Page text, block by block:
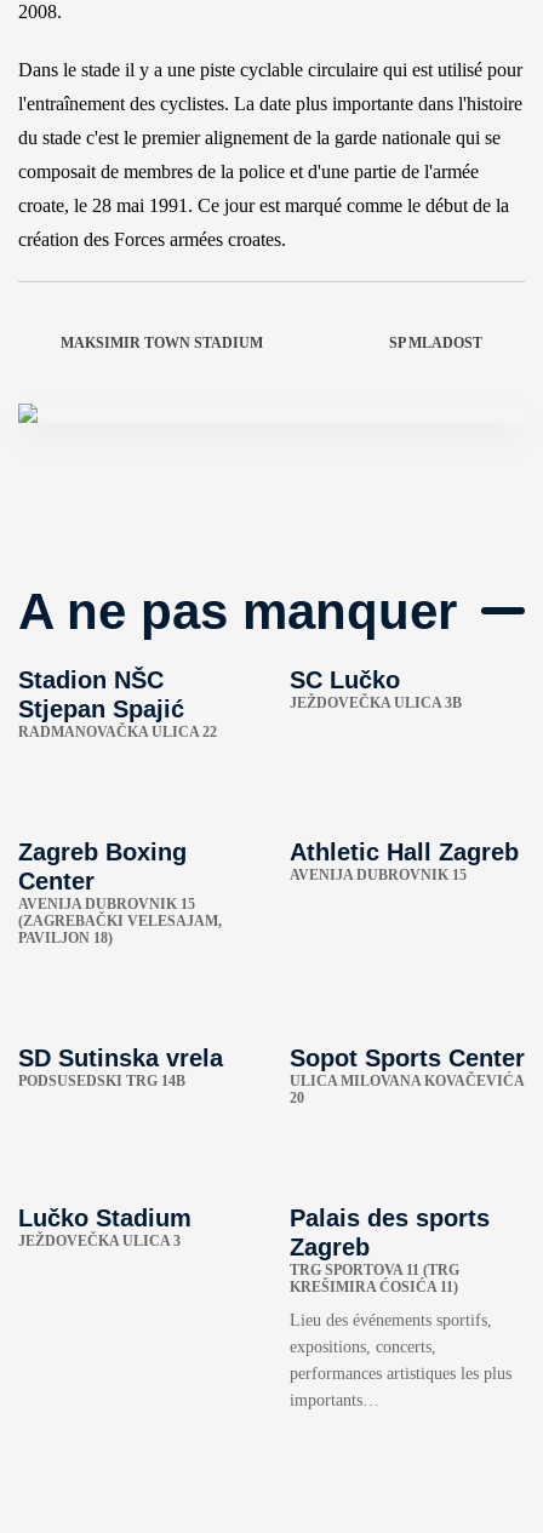
2008.
Dans le stade il y a une piste cyclable circulaire qui est utilisé pour
l'entraînement des cyclistes. La date plus importante dans l'histoire
du stade c'est le premier alignement de la garde nationale qui se
composait de membres de la police et d'une partie de l'armée
croate, le 28 mai 1991. Ce jour est marqué comme le début de la
création des Forces armées croates.
MAKSIMIR TOWN STADIUM SP MLADOST
A ne pas manquer
Stadion NŠC
Stjepan Spajić
RADMANOVAČKA ULICA 22
SC Lučko
JEŽDOVEČKA ULICA 3B
Zagreb Boxing
Center
AVENIJA DUBROVNIK 15
(ZAGREBAČKI VELESAJAM,
PAVILJON 18)
Athletic Hall Zagreb
AVENIJA DUBROVNIK 15
SD Sutinska vrela
PODSUSEDSKI TRG 14B
Sopot Sports Center
ULICA MILOVANA KOVAČEVIĆA
20
Lučko Stadium
JEŽDOVEČKA ULICA 3
Palais des sports
Zagreb
TRG SPORTOVA 11 (TRG
KREŠIMIRA ĆOSIĆA 11)
Lieu des événements sportifs,
expositions, concerts,
performances artistiques les plus
importants…